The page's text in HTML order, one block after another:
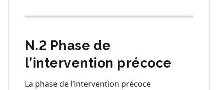
N.2 Phase de
l’intervention précoce
La phase de l’intervention précoce